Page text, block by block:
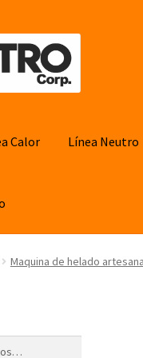
Calor Línea Neutro
Maquina de helado